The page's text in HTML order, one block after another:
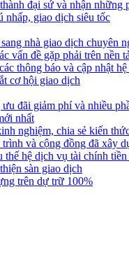
đại sứ và nhận những
nhấp, giao dịch siêu tốc
nhà giao dịch chuyên
vấn đề gặp phải trên nền
thông báo và cập nhật
cơ hội giao dịch
đãi giảm phí và nhiều
nhất
nghiệm, chia sẻ kiến
và cộng đồng đã xây
thế hệ dịch vụ tài chính
sàn giao dịch
trên dự trữ 100%